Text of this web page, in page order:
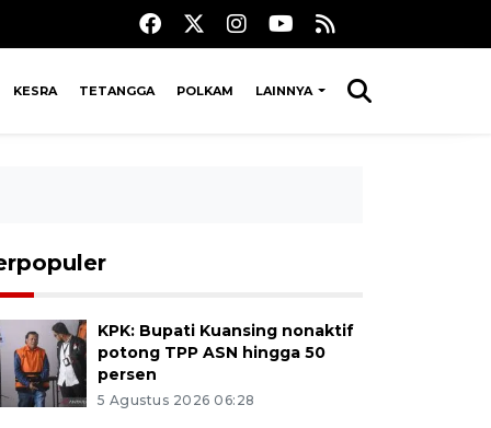
KESRA TETANGGA POLKAM LAINNYA
KPK: Bupati Kuansing nonaktif
potong TPP ASN hingga 50
persen
5 Agustus 2026 06:28